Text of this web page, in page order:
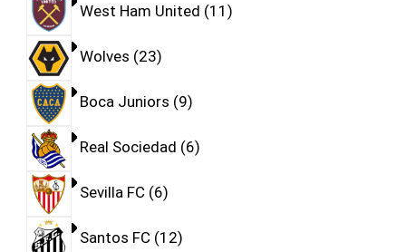
West Ham United 11
Wolves 23
Boca Juniors 9
Real Sociedad 6
Sevilla FC 6
Santos FC 12